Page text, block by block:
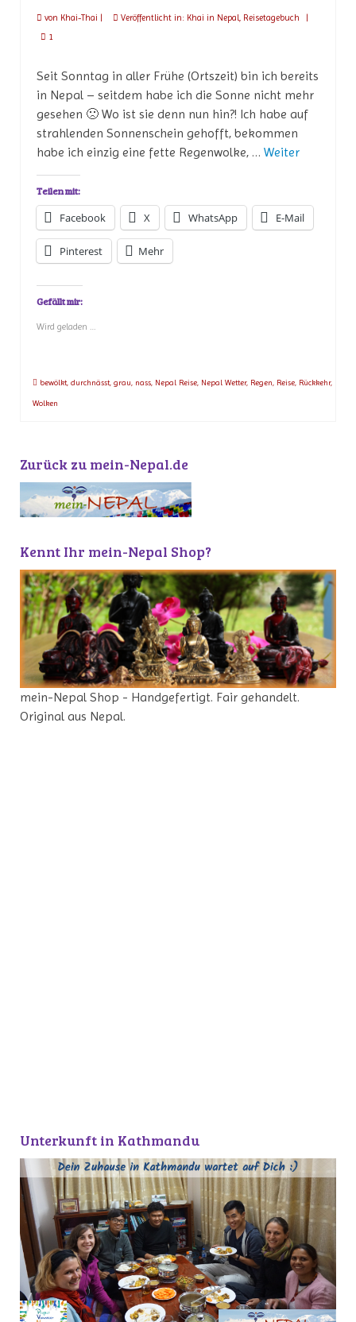
von Khai-Thai | Veröffentlicht in: Khai in Nepal, Reisetagebuch
|
1
Seit Sonntag in aller Frühe (Ortszeit) bin ich bereits
in Nepal – seitdem habe ich die Sonne nicht mehr
gesehen 🙁 Wo ist sie denn nun hin?! Ich habe auf
strahlenden Sonnenschein gehofft, bekommen
habe ich einzig eine fette Regenwolke, … Weiter
Teilen mit:
Facebook X WhatsApp E-Mail
Pinterest Mehr
Gefällt mir:
Wird geladen …
bewölkt durchnässt grau nass Nepal Reise Nepal Wetter, Regen Reise Rückkehr,
Wolken
Zurück zu mein-Nepal.de
Kennt Ihr mein-Nepal Shop?
mein-Nepal Shop - Handgefertigt. Fair gehandelt.
Original aus Nepal.
Unterkunft in Kathmandu